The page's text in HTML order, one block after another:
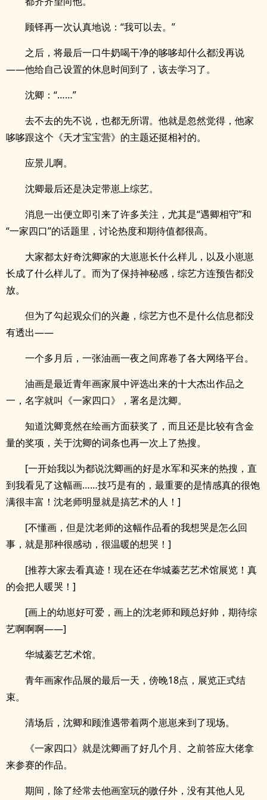
顾铎再一次认真地说：“我可以去。”
之后，将最后一口牛奶喝干净的哆哆却什么都没再说
——他给自己设置的休息时间到了，该去学习了。
沈卿：“……”
去不去的先不说，也都无所谓。他就是忽然觉得，他家
哆哆跟这个《天才宝宝营》的主题还挺相衬的。
应景儿啊。
沈卿最后还是决定带崽上综艺。
消息一出便立即引来了许多关注，尤其是“遇卿相守”和
“一家四口”的话题里，讨论热度和期待值都很高。
大家都太好奇沈卿家的大崽崽长什么样儿，以及小崽崽
长成了什么样儿了。而为了保持神秘感，综艺方连预告都没
放。
但为了勾起观众们的兴趣，综艺方也不是什么信息都没
有透出——
一个多月后，一张油画一夜之间席卷了各大网络平台。
油画是最近青年画家展中评选出来的十大杰出作品之
一，名字就叫《一家四口》，署名是沈卿。
知道沈卿竟然在绘画方面获奖了，而且还是比较有含金
量的奖项，关于沈卿的词条也再一次上了热搜。
[一开始我以为都说沈卿画的好是水军和买来的热搜，直
到我看见了这幅画……技巧是有的，最重要的是情感真的很饱
满很丰富！沈老师明显就是搞艺术的人！]
[不懂画，但是沈老师的这幅作品看的我想哭是怎么回
事，就是那种很感动，很温暖的想哭！]
[推荐大家去看真迹！现在还在华城蓁艺艺术馆展览！真
的会把人暖哭！]
[画上的幼崽好可爱，画上的沈老师和顾总好帅，期待综
艺啊啊啊——]
华城蓁艺艺术馆。
青年画家作品展的最后一天，傍晚18点，展览正式结
束。
清场后，沈卿和顾淮遇带着两个崽崽来到了现场。
《一家四口》就是沈卿画了好几个月、之前答应大佬拿
来参赛的作品。
期间，除了经常去他画室玩的嗷仔外，没有其他人见